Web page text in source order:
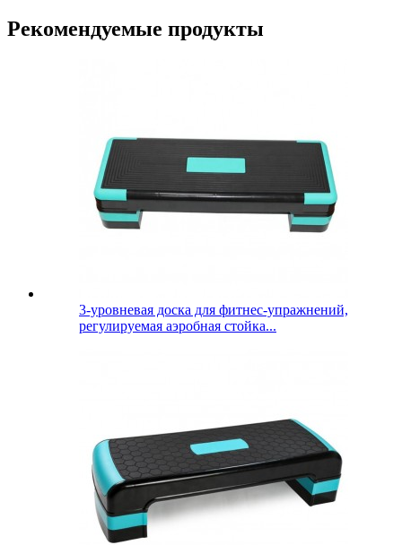
Рекомендуемые продукты
3-уровневая доска для фитнес-упражнений,
регулируемая аэробная стойка...